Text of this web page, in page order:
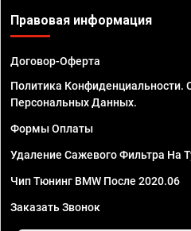
Правовая информация
Договор-Оферта
Политика Конфиденциальности.
Персональных Данных.
Формы Оплаты
Удаление Сажевого Фильтра На
Чип Тюнинг BMW После 2020.06
Заказать Звонок